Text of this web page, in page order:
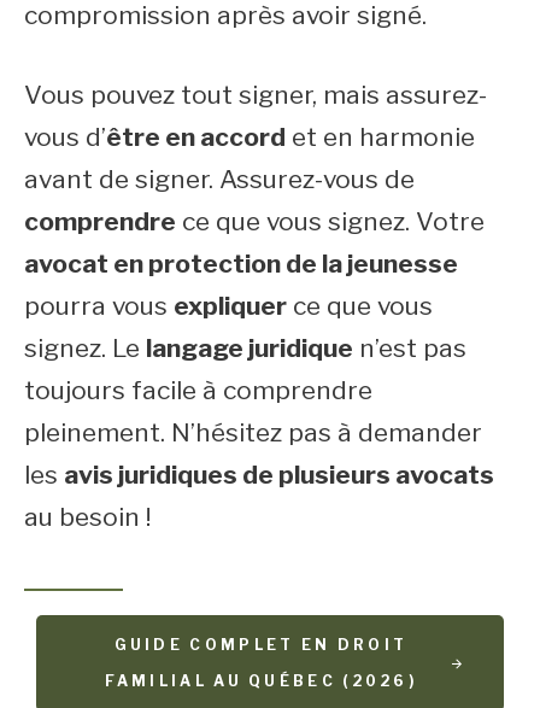
compromission après avoir signé.
Vous pouvez tout signer, mais assurez-
vous d’être en accord et en harmonie
avant de signer. Assurez-vous de
comprendre ce que vous signez. Votre
avocat en protection de la jeunesse
pourra vous expliquer ce que vous
signez. Le langage juridique n’est pas
toujours facile à comprendre
pleinement. N’hésitez pas à demander
les avis juridiques de plusieurs avocats
au besoin !
GUIDE COMPLET EN DROIT
FAMILIAL AU QUÉBEC (2026)